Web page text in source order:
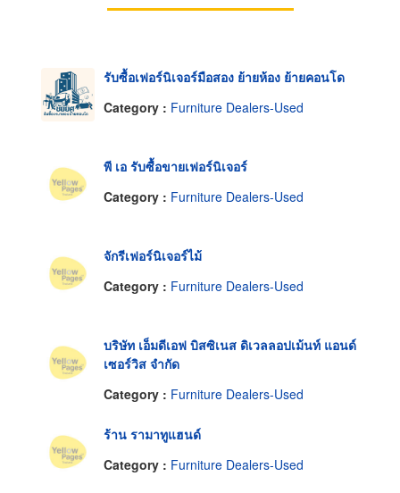
รับซื้อเฟอร์นิเจอร์มือสอง ย้ายห้อง ย้ายคอนโด
Category : Furniture Dealers-Used
พี เอ รับซื้อขายเฟอร์นิเจอร์
Category : Furniture Dealers-Used
จักรีเฟอร์นิเจอร์ไม้
Category : Furniture Dealers-Used
บริษัท เอ็มดีเอฟ บิสซิเนส ดิเวลลอปเม้นท์ แอนด์
เซอร์วิส จำกัด
Category : Furniture Dealers-Used
ร้าน รามาทูแฮนด์
Category : Furniture Dealers-Used